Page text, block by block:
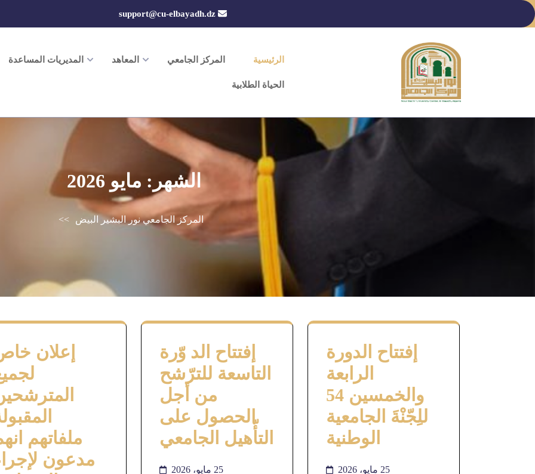
Skip
to
الرئيسية المركز الجامعي المعاهد المديريات المساعدة
الحياة الطلابية
الشهر: مايو 2026
المركز الجامعي نور البشير البيض >>
إفتتاح الدورة
الرابعة
والخمسين 54
للِجّنْةَ الجامعية
الوطنية
25 مايو، 2026
إفتتاح الد وّرة
التاسعة للترّشح
من أجل
الحصول على
التأّهيل الجامعي
25 مايو، 2026
إعلان
ملفاتهم
مدعون